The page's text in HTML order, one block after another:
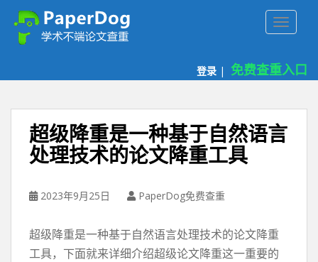
登录 | 免费查重入口
超级降重是一种基于自然语言
处理技术的论文降重工具
2023年9月25日 PaperDog免费查重
超级降重是一种基于自然语言处理技术的论文降重
工具，下面就来详细介绍超级论文降重这一重要的